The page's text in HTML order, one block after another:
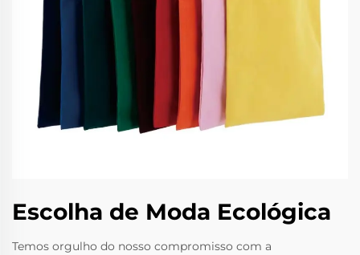
Escolha de Moda Ecológica
Temos orgulho do nosso compromisso com a